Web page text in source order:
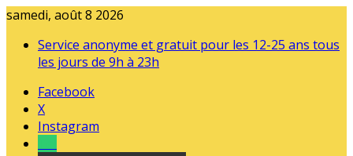
samedi, août 8 2026
Service anonyme et gratuit pour les 12-25 ans tous
les jours de 9h à 23h
Facebook
X
Instagram